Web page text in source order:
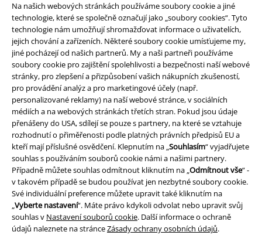
Na našich webových stránkách používáme soubory cookie a jiné
technologie, které se společně označují jako „soubory cookies“. Tyto
technologie nám umožňují shromažďovat informace o uživatelích,
jejich chování a zařízeních. Některé soubory cookie umísťujeme my,
jiné pocházejí od našich partnerů. My a naši partneři používáme
soubory cookie pro zajištění spolehlivosti a bezpečnosti naší webové
stránky, pro zlepšení a přizpůsobení vašich nákupních zkušeností,
pro provádění analýz a pro marketingové účely (např.
personalizované reklamy) na naší webové stránce, v sociálních
médiích a na webových stránkách třetích stran. Pokud jsou údaje
přenášeny do USA, sdílejí se pouze s partnery, na které se vztahuje
rozhodnutí o přiměřenosti podle platných právních předpisů EU a
kteří mají příslušné osvědčení. Klepnutím na „Souhlasím“ vyjadřujete
souhlas s používáním souborů cookie námi a našimi partnery.
Případně můžete souhlas odmítnout kliknutím na „Odmítnout vše“ -
v takovém případě se budou používat jen nezbytné soubory cookie.
Své individuální preference můžete upravit také kliknutím na
„Vyberte nastavení“. Máte právo kdykoli odvolat nebo upravit svůj
souhlas v Nastavení souborů cookie. Další informace o ochraně
údajů naleznete na stránceZásady ochrany osobních údajů.
Právní informace
Podmínky
Prohlášení
Ochrana osobních údajů
Likvidace odpadu a ochrana životního prostředí
Prohlášení o shodě